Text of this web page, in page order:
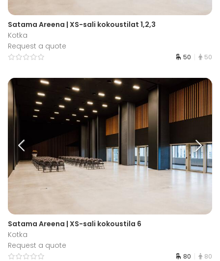
Satama Areena | XS-sali kokoustilat 1,2,3
Kotka
Request a quote
50 50
Satama Areena | XS-sali kokoustila 6
Kotka
Request a quote
80 80